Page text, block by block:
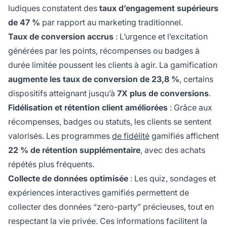
ludiques constatent des taux d’engagement supérieurs
de 47 % par rapport au marketing traditionnel.
Taux de conversion accrus : L’urgence et l’excitation
générées par les points, récompenses ou badges à
durée limitée poussent les clients à agir. La gamification
augmente les taux de conversion de 23,8 %, certains
dispositifs atteignant jusqu’à 7X plus de conversions.
Fidélisation et rétention client améliorées : Grâce aux
récompenses, badges ou statuts, les clients se sentent
valorisés. Les programmes de fidélité gamifiés affichent
22 % de rétention supplémentaire, avec des achats
répétés plus fréquents.
Collecte de données optimisée : Les quiz, sondages et
expériences interactives gamifiés permettent de
collecter des données “zero-party” précieuses, tout en
respectant la vie privée. Ces informations facilitent la